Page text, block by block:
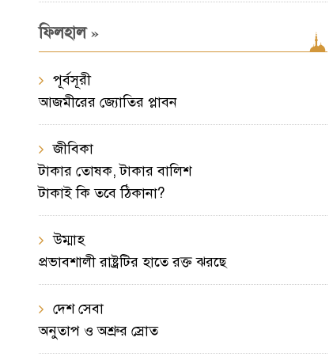
ফিলহাল»
পূর্বসূরী
আজমীরের জ্যোতির প্লাবন
জীবিকা
টাকার তোষক, টাকার বালিশ
টাকাই কি তবে ঠিকানা?
উম্মাহ
প্রভাবশালী রাষ্ট্রটির হাতে রক্ত ঝরছে
দেশ সেবা
অনুতাপ ও অশ্রুর স্রোত